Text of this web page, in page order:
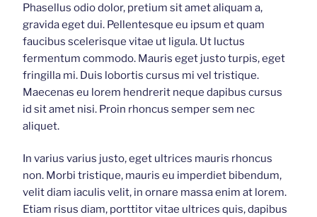
Phasellus odio dolor, pretium sit amet aliquam a,
gravida eget dui. Pellentesque eu ipsum et quam
faucibus scelerisque vitae ut ligula. Ut luctus
fermentum commodo. Mauris eget justo turpis, eget
fringilla mi. Duis lobortis cursus mi vel tristique.
Maecenas eu lorem hendrerit neque dapibus cursus
id sit amet nisi. Proin rhoncus semper sem nec
aliquet.
In varius varius justo, eget ultrices mauris rhoncus
non. Morbi tristique, mauris eu imperdiet bibendum,
velit diam iaculis velit, in ornare massa enim at lorem.
Etiam risus diam, porttitor vitae ultrices quis, dapibus